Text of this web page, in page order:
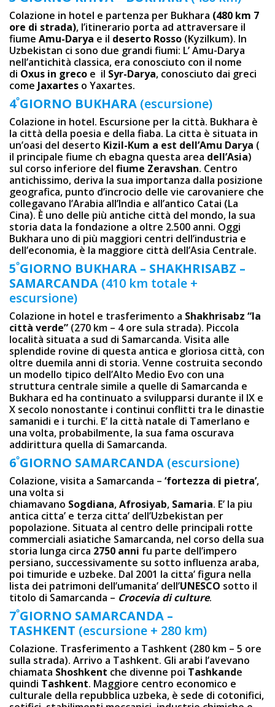
Colazione in hotel e partenza per Bukhara (480 km 7
ore di strada), l’itinerario porta ad attraversare il
fiume Amu-Darya e il deserto Rosso (Kyzilkum). In
Uzbekistan ci sono due grandi fiumi: L’ Amu-Darya
nell’antichità classica, era conosciuto con il nome
di Oxus in greco e il Syr-Darya, conosciuto dai greci
come Jaxartes o Yaxartes.
4ºGIORNO BUKHARA (escursione)
Colazione in hotel. Escursione per la città. Bukhara è
la città della poesia e della fiaba. La cittа è situata in
un’oasi del deserto Kizil-Kum a est dell’Amu Darya (
il principale fiume ch ebagna questa area dell’Asia)
sul corso inferiore del fiume Zeravshan. Centro
antichissimo, deriva la sua importanza dalla posizione
geografica, punto d’incrocio delle vie carovaniere che
collegavano l’Arabia all’India e all’antico Catai (La
Cina). È uno delle più antiche città del mondo, la sua
storia data la fondazione a oltre 2.500 anni. Oggi
Bukhara uno di più maggiori centri dell’industria e
dell’economia, è la maggiore città dell’Asia Centrale.
5ºGIORNO BUKHARA – SHAKHRISABZ –
SAMARCANDA (410 km totale +
escursione)
Colazione in hotel e trasferimento a Shakhrisabz “la
città verde” (270 km – 4 ore sula strada). Piccola
località situata a sud di Samarcanda. Visita alle
splendide rovine di questa antica e gloriosa città, con
oltre duemila anni di storia. Venne costruita secondo
un modello tipico dell’Alto Medio Evo con una
struttura centrale simile a quelle di Samarcanda e
Bukhara ed ha continuato a svilupparsi durante il IX e
X secolo nonostante i continui conflitti tra le dinastie
samanidi e i turchi. E’ la città natale di Tamerlano e
una volta, probabilmente, la sua fama oscurava
addirittura quella di Samarcanda.
6ºGIORNO SAMARCANDA (escursione)
Colazione, visita a Samarcanda – ‘fortezza di pietra’,
una volta si
chiamavano Sogdiana,Afrosiyab, Samaria. E’ la piu
antica citta’ e terza citta’ dell’Uzbekistan per
popolazione. Situata al centro delle principali rotte
commerciali asiatiche Samarcanda, nel corso della sua
storia lunga circa 2750 anni fu parte dell’impero
persiano, successivamente su sotto influenza araba,
poi timuride e uzbeke. Dal 2001 la citta’ figura nella
lista dei patrimoni dell’umanita’ dell’UNESCO sotto il
titolo di Samarcanda – Crocevia di culture.
7ºGIORNO SAMARCANDA –
TASHKENT (escursione + 280 km)
Colazione. Trasferimento a Tashkent (280 km – 5 ore
sulla strada). Arrivo a Tashkent. Gli arabi l’avevano
chiamata Shoshkent che divenne poi Tashkande
quindi Tashkent. Maggiore centro economico e
culturale della repubblica uzbeka, è sede di cotonifici,